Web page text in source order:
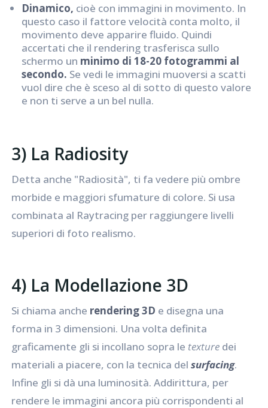
Dinamico, cioè con immagini in movimento. In
questo caso il fattore velocità conta molto, il
movimento deve apparire fluido. Quindi
accertati che il rendering trasferisca sullo
schermo un minimo di 18-20 fotogrammi al
secondo. Se vedi le immagini muoversi a scatti
vuol dire che è sceso al di sotto di questo valore
e non ti serve a un bel nulla.
3) La Radiosity
Detta anche "Radiosità", ti fa vedere più ombre
morbide e maggiori sfumature di colore. Si usa
combinata al Raytracing per raggiungere livelli
superiori di foto realismo.
4) La Modellazione 3D
Si chiama anche rendering 3D e disegna una
forma in 3 dimensioni. Una volta definita
graficamente gli si incollano sopra le texture dei
materiali a piacere, con la tecnica delsurfacing.
Infine gli si dà una luminosità. Addirittura, per
rendere le immagini ancora più corrispondenti al